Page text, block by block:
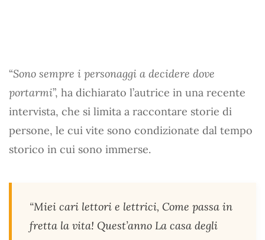
“Sono sempre i personaggi a decidere dove
portarmi”, ha dichiarato l’autrice in una recente
intervista, che si limita a raccontare storie di
persone, le cui vite sono condizionate dal tempo
storico in cui sono immerse.
“Miei cari lettori e lettrici, Come passa in
fretta la vita! Quest’anno La casa degli